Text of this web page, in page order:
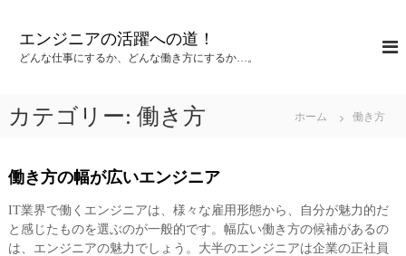
ス
プ
エンジニアの活躍への道！
どんな仕事にするか、どんな働き方にするか…。
カテゴリー: 働き方 ホーム 働き方
働き方の幅が広いエンジニア
IT業界で働くエンジニアは、様々な雇用形態から、自分が魅力的だ
と感じたものを選ぶのが一般的です。幅広い働き方の候補があるの
は、エンジニアの魅力でしょう。大半のエンジニアは企業の正社員